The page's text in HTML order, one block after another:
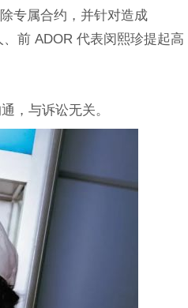
专属合约，并针对造成
前 ADOR 代表闵熙珍提起高
，与诉讼无关。